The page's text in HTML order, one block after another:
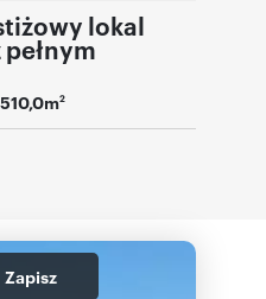
lokal
2
Zapisz